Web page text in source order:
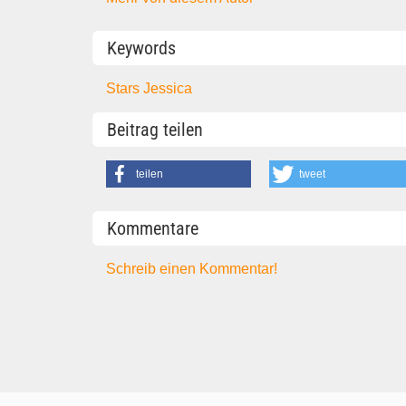
Keywords
StarsJessica
Beitrag teilen
teilen tweet
Kommentare
Schreib einen Kommentar!